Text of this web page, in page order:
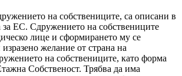
на собствениците, са описани в
за ЕС. Сдружението на собствениците
лице и сформирането му се
желание от страна на
на собствениците, като форма
Собственост. Трябва да има